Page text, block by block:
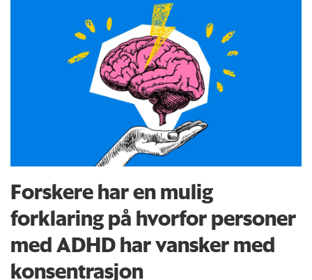
Forskere har en mulig
forklaring på hvorfor personer
med ADHD har vansker med
konsentrasjon